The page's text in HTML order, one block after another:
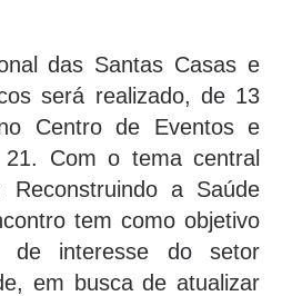
das Santas Casas e
será realizado, de 13
Centro de Eventos e
21. Com o tema central
Reconstruindo a Saúde
tem como objetivo
de interesse do setor
em busca de atualizar